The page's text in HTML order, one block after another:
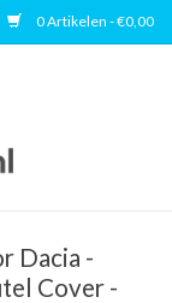
0 Artikelen - €0,00
Dacia -
Cover -